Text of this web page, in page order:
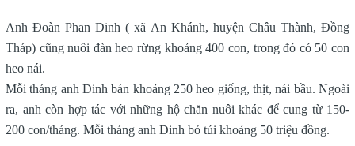
Anh Đoàn Phan Dinh ( xã An Khánh, huyện Châu Thành, Đồng
Tháp) cũng nuôi đàn heo rừng khoảng 400 con, trong đó có 50 con
heo nái.
Mỗi tháng anh Dinh bán khoảng 250 heo giống, thịt, nái bầu. Ngoài
ra, anh còn hợp tác với những hộ chăn nuôi khác để cung từ 150-
200 con/tháng. Mỗi tháng anh Dinh bỏ túi khoảng 50 triệu đồng.